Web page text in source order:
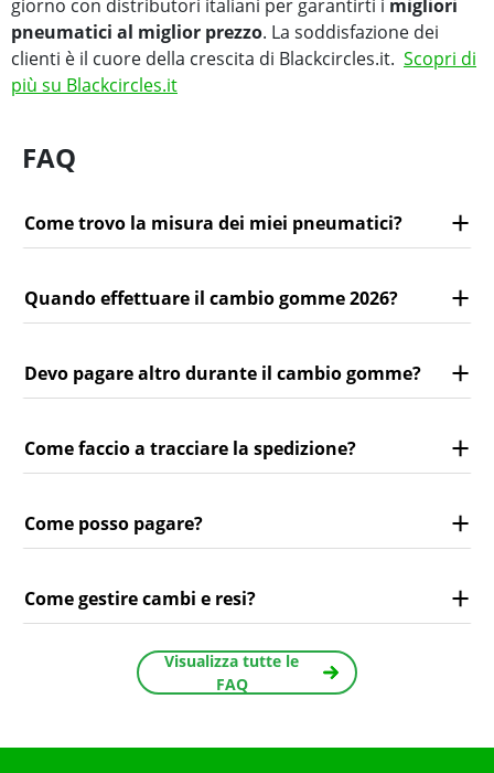
giorno con distributori italiani per garantirti i migliori
pneumatici al miglior prezzo. La soddisfazione dei
clienti è il cuore della crescita di Blackcircles.it. Scopri di
più su Blackcircles.it
FAQ
Come trovo la misura dei miei pneumatici?
Quando effettuare il cambio gomme 2026?
Devo pagare altro durante il cambio gomme?
Come faccio a tracciare la spedizione?
Come posso pagare?
Come gestire cambi e resi?
Visualizza tutte le
FAQ